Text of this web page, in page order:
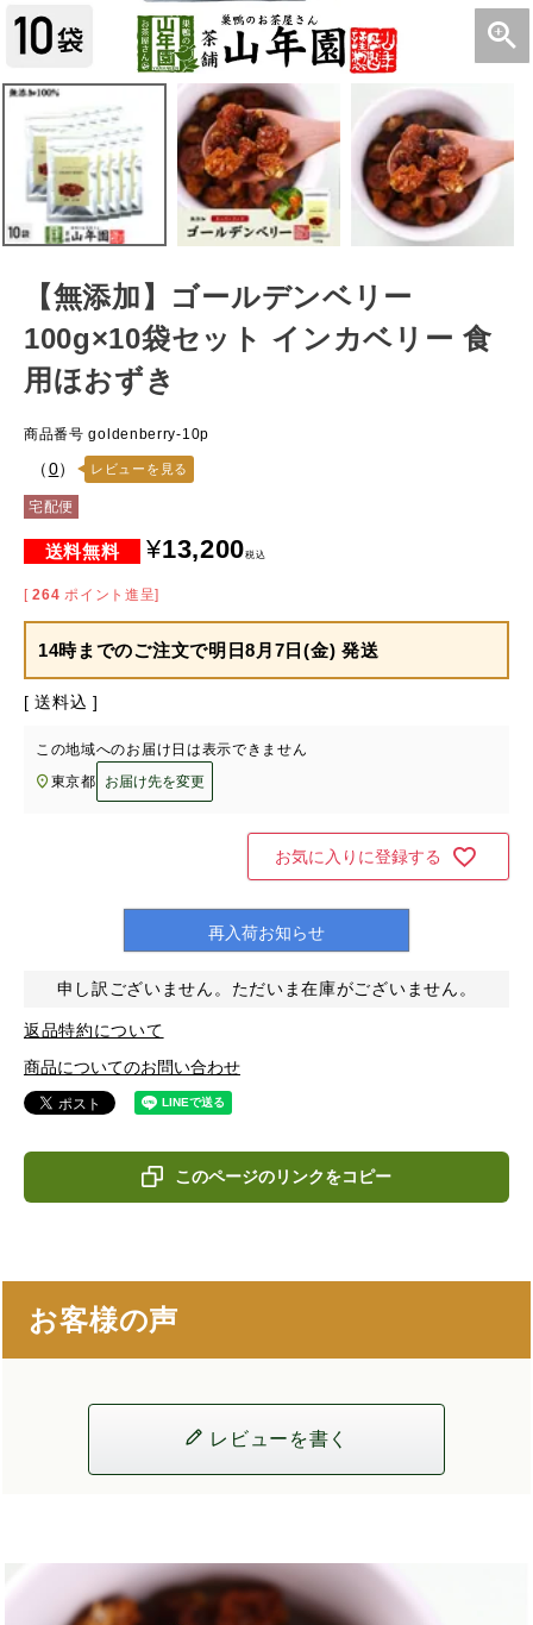
【無添加】ゴールデンベリー
100g×10袋セット インカベリー 食
用ほおずき
商品番号 goldenberry-10p
（0） レビューを見る
宅配便
¥13,200税込
[ 264 ポイント進呈]
14時までのご注文で明日8月7日(金) 発送
送料込
この地域へのお届け日は表示できません
東京都
お届け先を変更
お気に入りに登録する
再入荷お知らせ
申し訳ございません。ただいま在庫がございません。
返品特約について
商品についてのお問い合わせ
このページのリンクをコピー
お客様の声
レビューを書く